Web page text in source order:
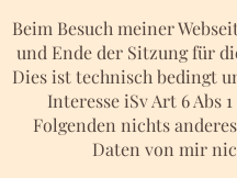
Beim Besuch meiner
und Ende der Sitzung für
Dies ist technisch bedingt
Interesse iSv Art 6 Abs
Folgenden nichts
Daten von mir